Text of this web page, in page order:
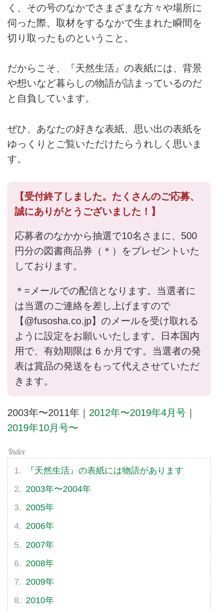
く、その号のなかでさまざまな方々や場所に
伺った際、取材をするなかで生まれた瞬間を
切り取ったものということ。
だからこそ、『天然生活』の表紙には、背景
や想いなど暮らしの物語が詰まっているのだ
と自負しています。
ぜひ、あなたの好きな表紙、思い出の表紙を
ゆっくりとご覧いただけたらうれしく思いま
す。
【受付終了しました。たくさんのご応募、
誠にありがとうございました！】
応募者のなかから抽選で10名さまに、500
円分の図書商品券（＊）をプレゼントいた
しております。
＊=メールでの配信となります。当選者に
は当選のご連絡を差し上げますので
【@fusosha.co.jp】のメールを受け取れる
ように設定をお願いいたします。日本国内
用で、有効期限は 6 か月です。当選者の発
表は賞品の発送をもって代えさせていただ
きます。
2003年〜2011年｜ 2012年〜2019年4月号
2019年10月号〜
『天然生活』の表紙には物語があります
2003年〜2004年
2005年
2006年
2007年
2008年
2009年
2010年